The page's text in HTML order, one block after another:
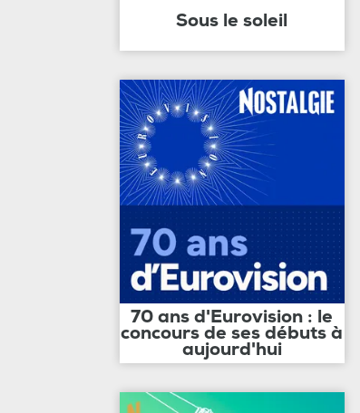
Sous le soleil
70 ans d'Eurovision : le
concours de ses débuts à
aujourd'hui